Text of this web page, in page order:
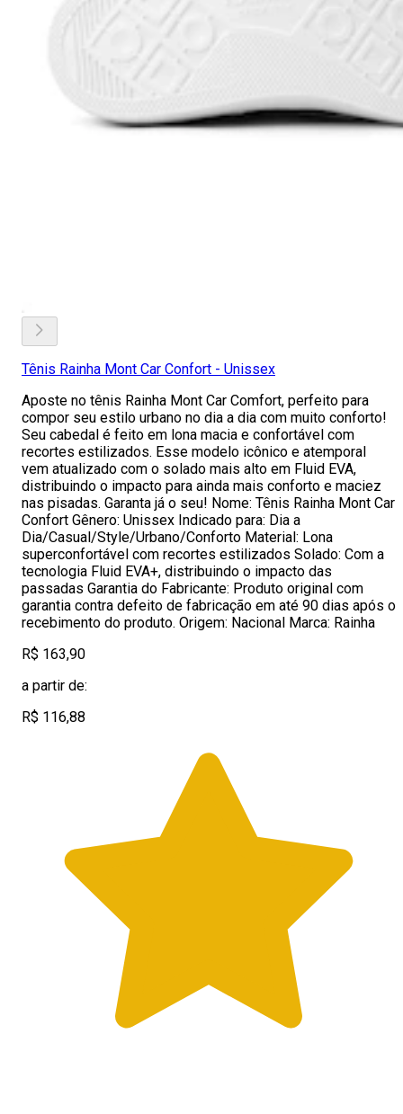
Tênis Rainha Mont Car Confort - Unissex
Aposte no tênis Rainha Mont Car Comfort, perfeito para
compor seu estilo urbano no dia a dia com muito conforto!
Seu cabedal é feito em lona macia e confortável com
recortes estilizados. Esse modelo icônico e atemporal
vem atualizado com o solado mais alto em Fluid EVA,
distribuindo o impacto para ainda mais conforto e maciez
nas pisadas. Garanta já o seu! Nome: Tênis Rainha Mont Car
Confort Gênero: Unissex Indicado para: Dia a
Dia/Casual/Style/Urbano/Conforto Material: Lona
superconfortável com recortes estilizados Solado: Com a
tecnologia Fluid EVA+, distribuindo o impacto das
passadas Garantia do Fabricante: Produto original com
garantia contra defeito de fabricação em até 90 dias após o
recebimento do produto. Origem: Nacional Marca: Rainha
R$ 163,90
a partir de:
R$ 116,88